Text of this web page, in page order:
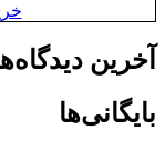
آخرین
بایگانی‌ها